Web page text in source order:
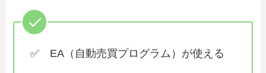
✅ EA（自動売買プログラム）が使える